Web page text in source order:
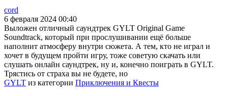
cord
6 февраля 2024 00:40
Выложен отличный саундтрек GYLT Original Game
Soundtrack, который при прослушивании ещё больше
наполнит атмосферу внутри сюжета. А тем, кто не играл и
хочет в будущем пройти игру, тоже советую скачать или
слушать онлайн саундтрек, ну и, конечно поиграть в GYLT.
Трястись от страха вы не будете, но
GYLT из категории Приключения и Квесты